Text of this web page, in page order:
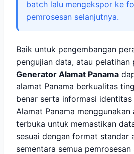
batch lalu mengekspor ke
pemrosesan selanjutnya.
Baik untuk pengembangan
pengujian data, atau pelatihan
Generator Alamat Panama
alamat Panama berkualitas
benar serta informasi
Alamat Panama
terbuka untuk memastikan
sesuai dengan format standar
sementara semua